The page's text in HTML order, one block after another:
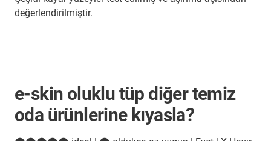
değerlendirilmiştir.
e-skin oluklu tüp diğer temiz
oda ürünlerine kıyasla?